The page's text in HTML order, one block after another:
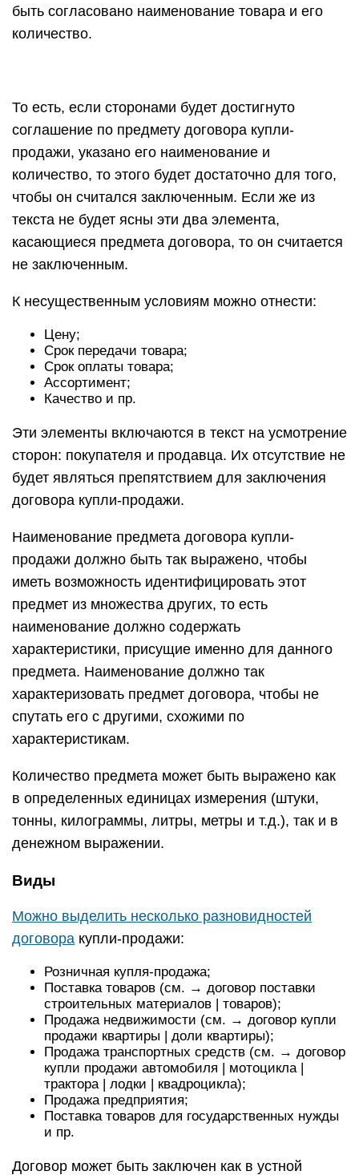
быть согласовано наименование товара и его
количество.
То есть, если сторонами будет достигнуто
соглашение по предмету договора купли-
продажи, указано его наименование и
количество, то этого будет достаточно для того,
чтобы он считался заключенным. Если же из
текста не будет ясны эти два элемента,
касающиеся предмета договора, то он считается
не заключенным.
К несущественным условиям можно отнести:
Цену;
Срок передачи товара;
Срок оплаты товара;
Ассортимент;
Качество и пр.
Эти элементы включаются в текст на усмотрение
сторон: покупателя и продавца. Их отсутствие не
будет являться препятствием для заключения
договора купли-продажи.
Наименование предмета договора купли-
продажи должно быть так выражено, чтобы
иметь возможность идентифицировать этот
предмет из множества других, то есть
наименование должно содержать
характеристики, присущие именно для данного
предмета. Наименование должно так
характеризовать предмет договора, чтобы не
спутать его с другими, схожими по
характеристикам.
Количество предмета может быть выражено как
в определенных единицах измерения (штуки,
тонны, килограммы, литры, метры и т.д.), так и в
денежном выражении.
Виды
Можно выделить несколько разновидностей
договора купли-продажи:
Розничная купля-продажа;
Поставка товаров (см. → договор поставки
строительных материалов | товаров);
Продажа недвижимости (см. → договор купли
продажи квартиры | доли квартиры);
Продажа транспортных средств (см. → договор
купли продажи автомобиля | мотоцикла |
трактора | лодки | квадроцикла);
Продажа предприятия;
Поставка товаров для государственных нужды
и пр.
Договор может быть заключен как в устной